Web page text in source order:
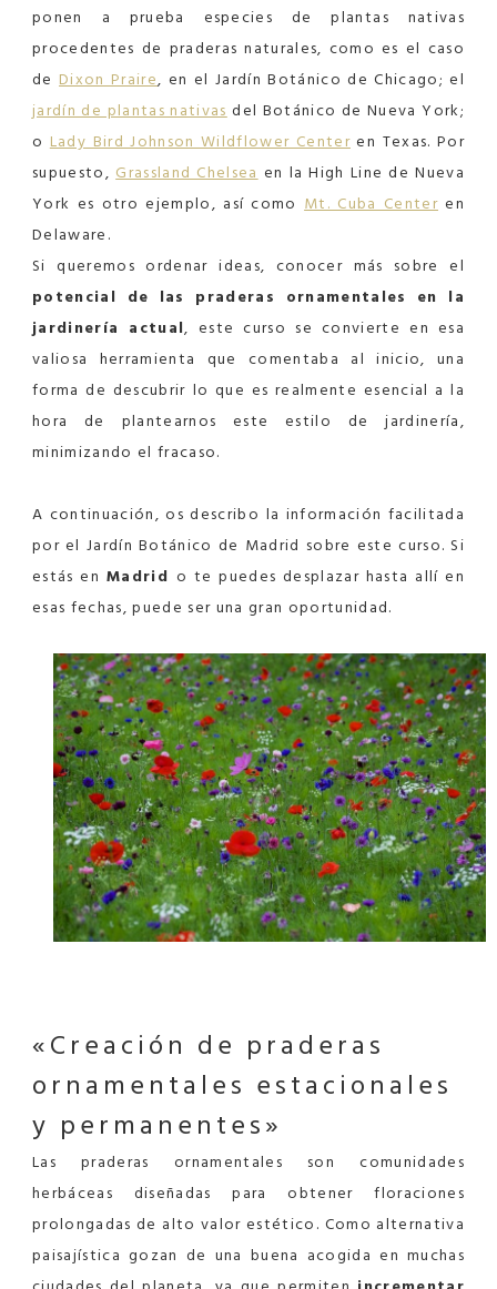
ponen a prueba especies de plantas nativas
procedentes de praderas naturales, como es el caso
deDixon Praire, en el Jardín Botánico de Chicago; el
jardín de plantas nativasdel Botánico de Nueva York;
oLady Bird Johnson Wildflower Centeren Texas. Por
supuesto,Grassland Chelseaen la High Line de Nueva
York es otro ejemplo, así comoMt. Cuba Center en
Delaware.
Si queremos ordenar ideas, conocer más sobre el
potencial de las praderas ornamentales en la
jardinería actual, este curso se convierte en esa
valiosa herramienta que comentaba al inicio, una
forma de descubrir lo que es realmente esencial a la
hora de plantearnos este estilo de jardinería,
minimizando el fracaso.
A continuación, os describo la información facilitada
por el Jardín Botánico de Madrid sobre este curso. Si
estás en Madrid o te puedes desplazar hasta allí en
esas fechas, puede ser una gran oportunidad.
«Creación de praderas
ornamentales estacionales
y permanentes»
Las praderas ornamentales son comunidades
herbáceas diseñadas para obtener floraciones
prolongadas de alto valor estético. Como alternativa
paisajística gozan de una buena acogida en muchas